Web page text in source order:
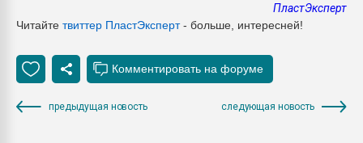
ПластЭксперт
Читайте твиттер ПластЭксперт- больше, интересней!
предыдущая новость следующая новость